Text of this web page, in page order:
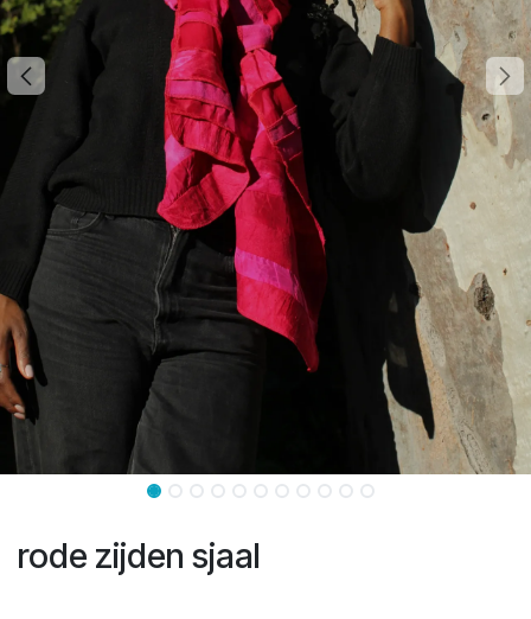
rode zijden sjaal